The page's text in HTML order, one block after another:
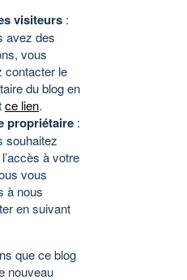
visiteurs :
avez des
vous
contacter le
du blog en
ce lien.
propriétaire :
souhaitez
à votre
vous
à nous
en suivant
que ce blog
nouveau